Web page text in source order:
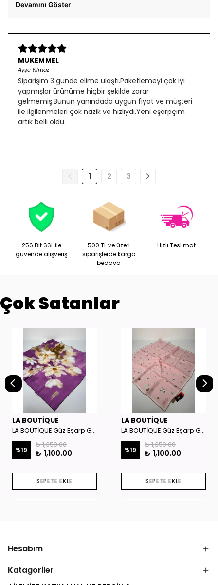
Devamını Göster
MÜKEMMEL
Ayşe Yılmaz
Siparişim 3 günde elime ulaştı.Paketlemeyi çok iyi
yapmışlar ürünüme hiçbir şekilde zarar
gelmemiş.Bunun yanındada uygun fiyat ve müşteri
ile ilgilenmeleri çok nazik ve hızlıydı.Yeni eşarpçım
artık belli oldu.
1 2 3
256 Bit SSL ile
güvende alışveriş
500 TL ve üzeri
siparişlerde kargo
bedava
Hızlı Teslimat
Çok Satanlar
LA BOUTİQUE
LA BOUTİQUE Güz Eşarp GYSE262908
%19
₺ 1,350.00
₺ 1,100.00
SEPETE EKLE
LA BOUTİQUE
LA BOUTİQUE Güz Eşarp GYSE130804
%19
₺ 1,350.00
₺ 1,100.00
SEPETE EKLE
Hesabım
Katagoriler